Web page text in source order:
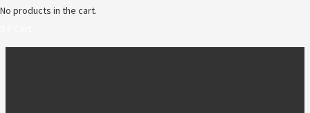
No products in the cart.